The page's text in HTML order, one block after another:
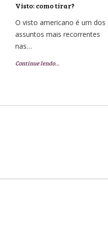
Visto: como tirar?
O visto americano é um dos
assuntos mais recorrentes
nas…
Continue lendo…